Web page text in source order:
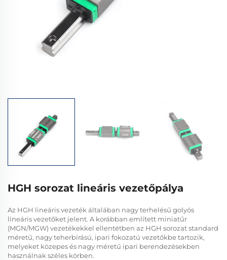
HGH sorozat lineáris vezetőpálya
Az HGH lineáris vezeték általában nagy terhelésű golyós
lineáris vezetőket jelent. A korábban említett miniatűr
(MGN/MGW) vezetékekkel ellentétben az HGH sorozat standard
méretű, nagy teherbírású, ipari fokozatú vezetőkbe tartozik,
melyeket közepes és nagy méretű ipari berendezésekben
használnak széles körben.